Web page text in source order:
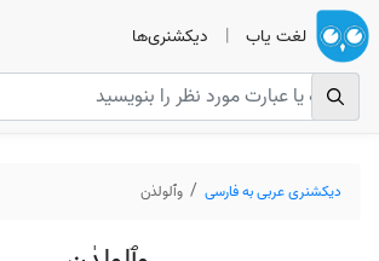
لغت یاب | دیکشنری‌ها
دیکشنری عربی به فارسی وٱلولدٰن